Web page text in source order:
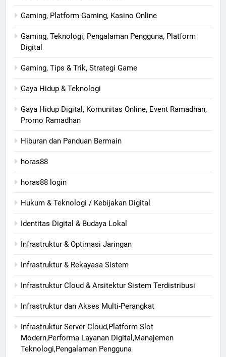
Gaming, Platform Gaming, Kasino Online
Gaming, Teknologi, Pengalaman Pengguna, Platform
Digital
Gaming, Tips & Trik, Strategi Game
Gaya Hidup & Teknologi
Gaya Hidup Digital, Komunitas Online, Event Ramadhan,
Promo Ramadhan
Hiburan dan Panduan Bermain
horas88
horas88 login
Hukum & Teknologi / Kebijakan Digital
Identitas Digital & Budaya Lokal
Infrastruktur & Optimasi Jaringan
Infrastruktur & Rekayasa Sistem
Infrastruktur Cloud & Arsitektur Sistem Terdistribusi
Infrastruktur dan Akses Multi-Perangkat
Infrastruktur Server Cloud,Platform Slot
Modern,Performa Layanan Digital,Manajemen
Teknologi,Pengalaman Pengguna